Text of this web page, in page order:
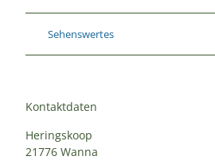
Sehenswertes
Kontaktdaten
Heringskoop
21776 Wanna